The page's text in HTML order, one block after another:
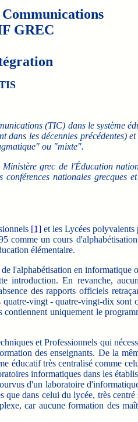
GREC
(TIC) dans le système
les décennies précédentes)
ou "mixte".
grec de l'Éducation
nationales grecques
[1]et les Lycées polyvalents
comme un cours
élémentaire.
l'alphabétisation en informatique
introduction. En revanche,
des rapports officiels
vingt - quatre-vingt-dix sont
uniquement le
et Professionnels qui
des enseignants. De la
éducatif très centralisé comme
informatiques dans les
d'un laboratoire
dans celui du lycée, très
car aucune formation des